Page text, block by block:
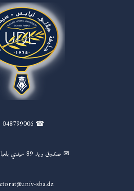
☎ 048799006
✉ صندوق بريد 89 سيدي بلعباس الجزائر
sba.dz